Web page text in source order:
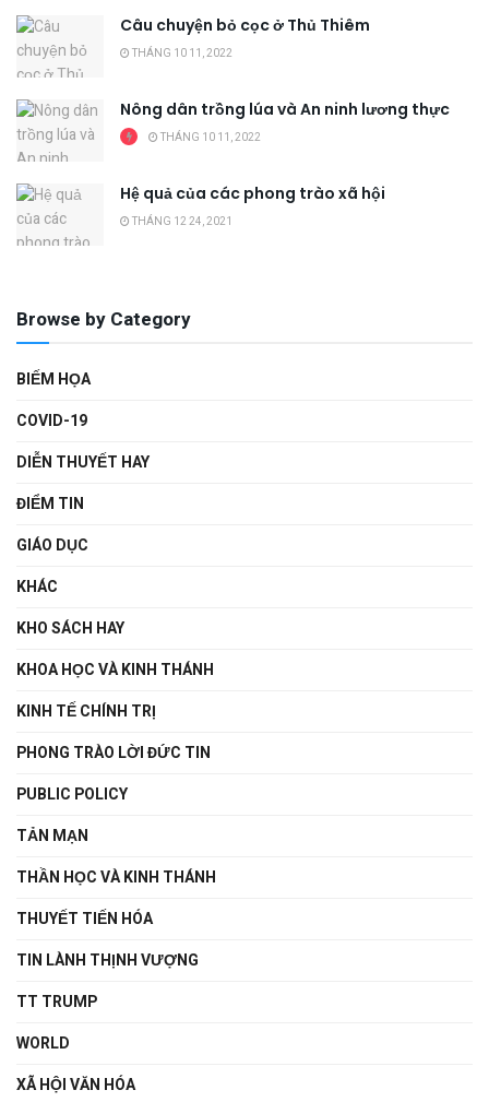
Câu chuyện bỏ cọc ở Thủ Thiêm
THÁNG 10 11, 2022
Nông dân trồng lúa và An ninh lương thực
THÁNG 10 11, 2022
Hệ quả của các phong trào xã hội
THÁNG 12 24, 2021
Browse by Category
BIẾM HỌA
COVID-19
DIỄN THUYẾT HAY
ĐIỂM TIN
GIÁO DỤC
KHÁC
KHO SÁCH HAY
KHOA HỌC VÀ KINH THÁNH
KINH TẾ CHÍNH TRỊ
PHONG TRÀO LỜI ĐỨC TIN
PUBLIC POLICY
TẢN MẠN
THẦN HỌC VÀ KINH THÁNH
THUYẾT TIẾN HÓA
TIN LÀNH THỊNH VƯỢNG
TT TRUMP
WORLD
XÃ HỘI VĂN HÓA